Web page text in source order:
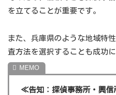
兵庫県は都市部と地方部が混
観光地があり、それらの地域
られます。
兵庫県の浮気調査の成功例
兵庫県での浮気調査では、専
を立てることが重要です。
また、兵庫県のような地域特
査方法を選択することも成功に
≪告知：探偵事務所・興